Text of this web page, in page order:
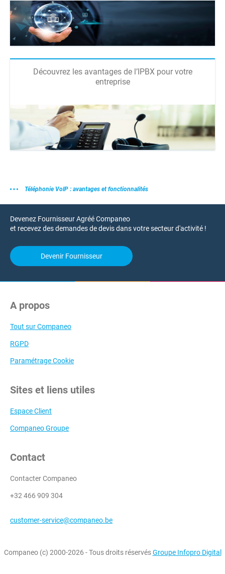
Découvrez les avantages de l’IPBX pour votre
entreprise
Téléphonie VoIP : avantages et fonctionnalités
Devenez Fournisseur Agréé Companeo
et recevez des demandes de devis dans votre secteur d'activité !
Devenir Fournisseur
A propos
Tout sur Companeo
RGPD
Paramétrage Cookie
Sites et liens utiles
Espace Client
Companeo Groupe
Contact
Contacter Companeo
+32 466 909 304
customer-service@companeo.be
Companeo (c) 2000-2026 - Tous droits réservésGroupe Infopro Digital